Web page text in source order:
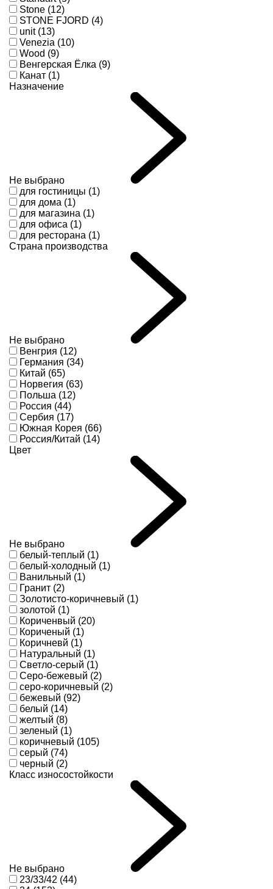
Stone (12)
STONE FJORD (4)
unit (13)
Venezia (10)
Wood (9)
Венгерская Ёлка (9)
Канат (1)
Назначение
Не выбрано
для гостиницы (1)
для дома (1)
для магазина (1)
для офиса (1)
для ресторана (1)
Страна производства
Не выбрано
Венгрия (12)
Германия (34)
Китай (65)
Норвегия (63)
Польша (12)
Россия (44)
Сербия (17)
Южная Корея (66)
Россия/Китай (14)
Цвет
Не выбрано
белый-теплый (1)
белый-холодный (1)
Ванильный (1)
Гранит (2)
Золотисто-коричневый (1)
золотой (1)
Кориченвый (20)
Кориченый (1)
Коричневй (1)
Натуральный (1)
Светло-серый (1)
Серо-бежевый (2)
серо-коричневый (2)
бежевый (92)
белый (14)
желтый (8)
зеленый (1)
коричневый (105)
серый (74)
черный (2)
Класс износостойкости
Не выбрано
23/33/42 (44)